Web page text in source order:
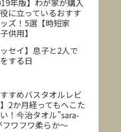
に立っているおすす
ズ！5選【時短家
供用】
ッセイ】息子と2人で
する日
すすめバスタオルレビ
2か月経ってもへこた
！今治タオル”sara-
フワフワ柔らか～